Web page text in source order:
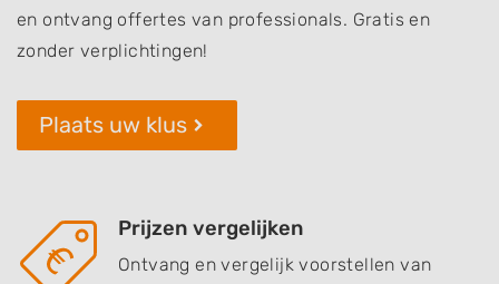
en ontvang offertes van professionals. Gratis en
zonder verplichtingen!
Plaats uw klus
Prijzen vergelijken
Ontvang en vergelijk voorstellen van